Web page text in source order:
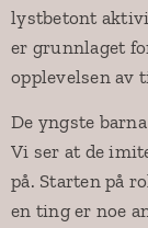
lystbetont
er grunnlaget
opplevelsen av
De yngste
Vi ser at de
på. Starten på
en ting er noe